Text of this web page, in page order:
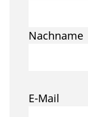
Nachname
E-Mail